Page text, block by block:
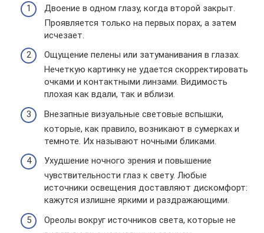
Двоение в одном глазу, когда второй закрыт.
Проявляется только на первых порах, а затем
исчезает.
Ощущение пелены или затуманивания в глазах.
Нечеткую картинку не удается скорректировать
очками и контактными линзами. Видимость
плохая как вдали, так и вблизи.
Внезапные визуальные световые вспышки,
которые, как правило, возникают в сумерках и
темноте. Их называют ночными бликами.
Ухудшение ночного зрения и повышение
чувствительности глаз к свету. Любые
источники освещения доставляют дискомфорт:
кажутся излишне яркими и раздражающими.
Ореолы вокруг источников света, которые не